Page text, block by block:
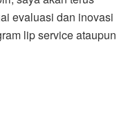
evaluasi dan inovasi
lip service ataupun